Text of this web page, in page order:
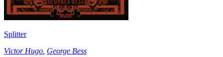
Splitter
Victor Hugo George Bess